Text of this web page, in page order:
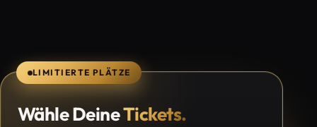
LIMITIERTE PLÄTZE
Wähle DeineTickets.